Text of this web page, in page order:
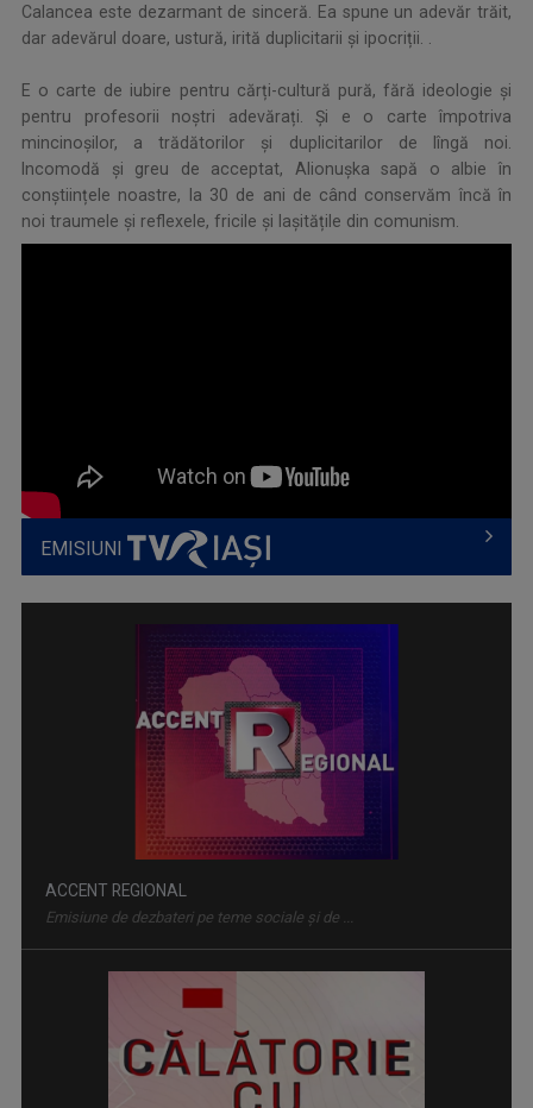
Calancea este dezarmant de sinceră. Ea spune un adevăr trăit,
dar adevărul doare, ustură, irită duplicitarii și ipocriții. .
E o carte de iubire pentru cărți-cultură pură, fără ideologie și
pentru profesorii noștri adevărați. Și e o carte împotriva
mincinoșilor, a trădătorilor și duplicitarilor de lîngă noi.
Incomodă și greu de acceptat, Alionușka sapă o albie în
conștiințele noastre, la 30 de ani de când conservăm încă în
noi traumele și reflexele, fricile și lașitățile din comunism.
EMISIUNI
CĂLĂTORIE CU GUST
O călătorie culinară ce ne conectează cu ...